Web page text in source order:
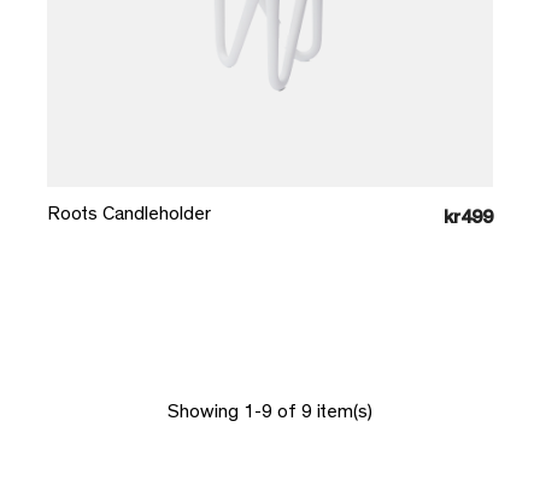
Roots Candleholder kr499
Showing 1-9 of 9 item(s)